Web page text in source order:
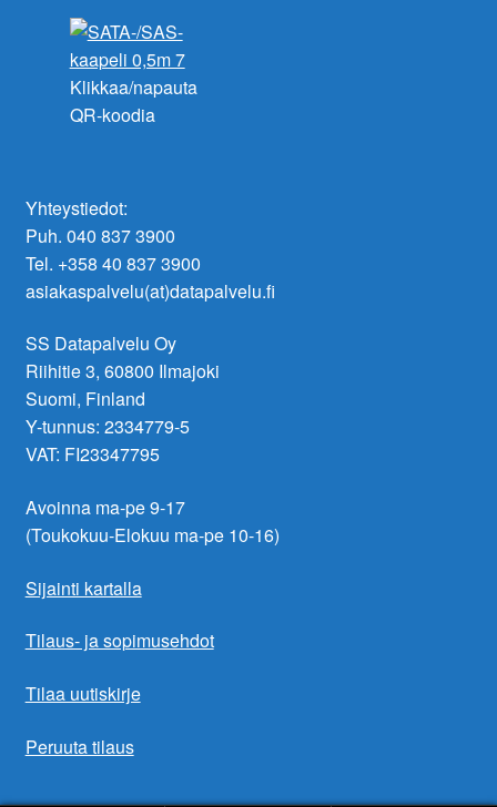
Klikkaa/napauta
QR-koodia
Yhteystiedot:
Puh. 040 837 3900
Tel. +358 40 837 3900
asiakaspalvelu(at)datapalvelu.fi
SS Datapalvelu Oy
Riihitie 3, 60800 Ilmajoki
Suomi, Finland
Y-tunnus: 2334779-5
VAT: FI23347795
Avoinna ma-pe 9-17
(Toukokuu-Elokuu ma-pe 10-16)
Sijainti kartalla
Tilaus- ja sopimusehdot
Tilaa uutiskirje
Peruuta tilaus